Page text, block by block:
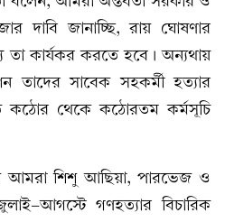
দাবি জানাচ্ছি, রায় ঘোষণার
তা কার্যকর করতে হবে। অন্যথায়
তাদের সাবেক সহকর্মী হত্যার
কঠোর থেকে কঠোরতম কর্মসূচি
আমরা শিশু আছিয়া, পারভেজ ও
আগস্টে গণহত্যার বিচারিক